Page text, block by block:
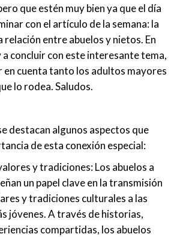
que estén muy bien ya que el día
con el artículo de la semana: la
relación entre abuelos y nietos. En
concluir con este interesante tema,
en cuenta tanto los adultos mayores
lo rodea. Saludos.
destacan algunos aspectos que
de esta conexión especial:
y tradiciones: Los abuelos a
un papel clave en la transmisión
y tradiciones culturales a las
jóvenes. A través de historias,
compartidas, los abuelos